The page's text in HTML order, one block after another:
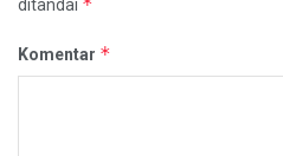
ditandai
Komentar *